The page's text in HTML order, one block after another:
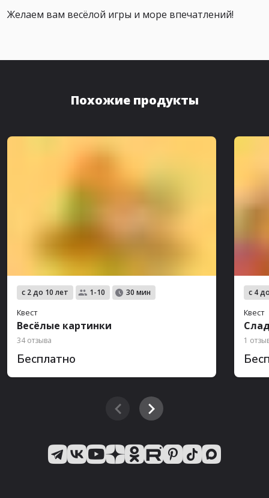
Желаем вам весёлой игры и море впечатлений!
Похожие продукты
с 2 до 10 лет 1-10 30 мин
Квест
Весёлые картинки
34 отзыва
Бесплатно
с 4
Квест
1